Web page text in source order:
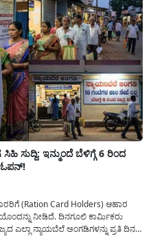
ಸುದ್ದಿ: ಇನ್ಮುಂದೆ ಬೆಳಿಗ್ಗೆ 6 ರಿಂದ
ಓಪನ್!
(Ration Card Holders) ಆಹಾರ
ನೀಡಿದೆ. ದಿನಗೂಲಿ ಕಾರ್ಮಿಕರು
ಎಲ್ಲಾ ನ್ಯಾಯಬೆಲೆ ಅಂಗಡಿಗಳನ್ನು ಪ್ರತಿ ದಿನ